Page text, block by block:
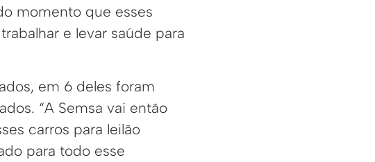
momento que esses
e levar saúde para
em 6 deles foram
“A Semsa vai então
carros para leilão
para todo esse